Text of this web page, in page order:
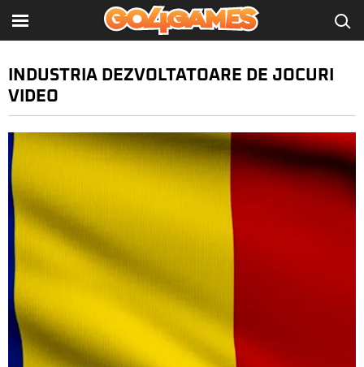
INDUSTRIA DEZVOLTATOARE DE JOCURI
VIDEO